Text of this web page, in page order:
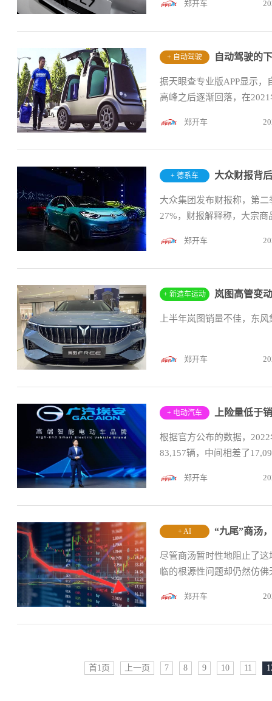
郑开车
+ 自动驾驶 自动驾驶的
据天眼查专业版APP显示
高峰之后逐渐回落，在
郑开车
+ 德系车 大众财报背
大众集团发布财报称，第
27%，财报解释称，大宗
郑开车
+ 新造车运动 岚图高管变
上半年岚图销量不佳，东
郑开车
+ 电动汽车 上险量低于
根据官方公布的数据，
83,157辆，中间相差了
郑开车
+ AI “九尾”商汤
尽管商汤暂时性地阻止了
临的根源性问题却仍然仿
郑开车
首1页 上一页 7 8 9 10 11